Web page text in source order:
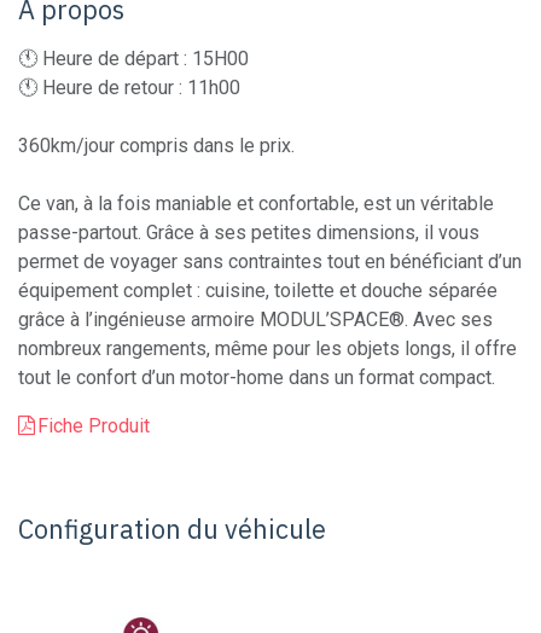
À propos
🕚 Heure de départ : 15H00
🕚 Heure de retour : 11h00
360km/jour compris dans le prix.
Ce van, à la fois maniable et confortable, est un véritable
passe-partout. Grâce à ses petites dimensions, il vous
permet de voyager sans contraintes tout en bénéficiant d’un
équipement complet : cuisine, toilette et douche séparée
grâce à l’ingénieuse armoire MODUL’SPACE®. Avec ses
nombreux rangements, même pour les objets longs, il offre
tout le confort d’un motor-home dans un format compact.
Fiche Produit
Configuration du véhicule